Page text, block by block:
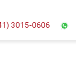
3015-0606